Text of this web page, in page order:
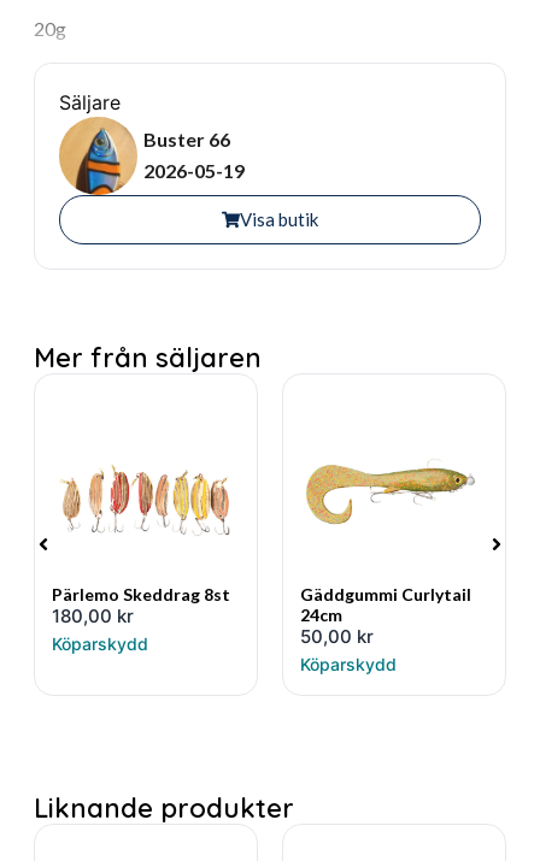
20g
Säljare
Buster 66
2026-05-19
Visa butik
Mer från säljaren
Pärlemo Skeddrag 8st
180,00 kr
Köparskydd
Gäddgummi Curlytail
24cm
50,00 kr
Köparskydd
Liknande produkter